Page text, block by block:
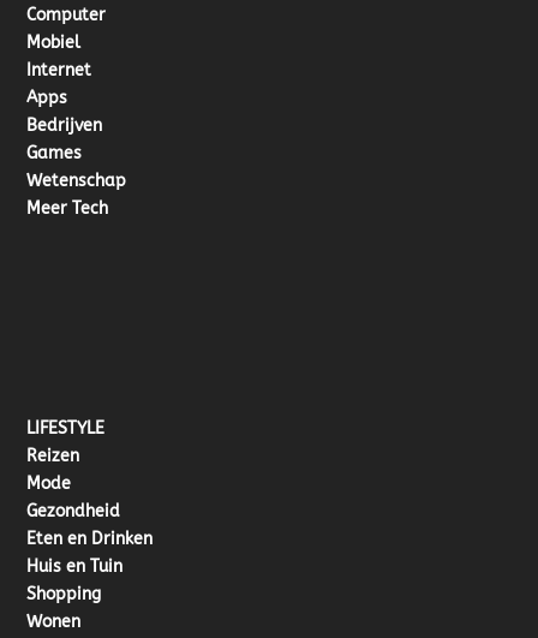
Computer
Mobiel
Internet
Apps
Bedrijven
Games
Wetenschap
Meer Tech
LIFESTYLE
Reizen
Mode
Gezondheid
Eten en Drinken
Huis en Tuin
Shopping
Wonen